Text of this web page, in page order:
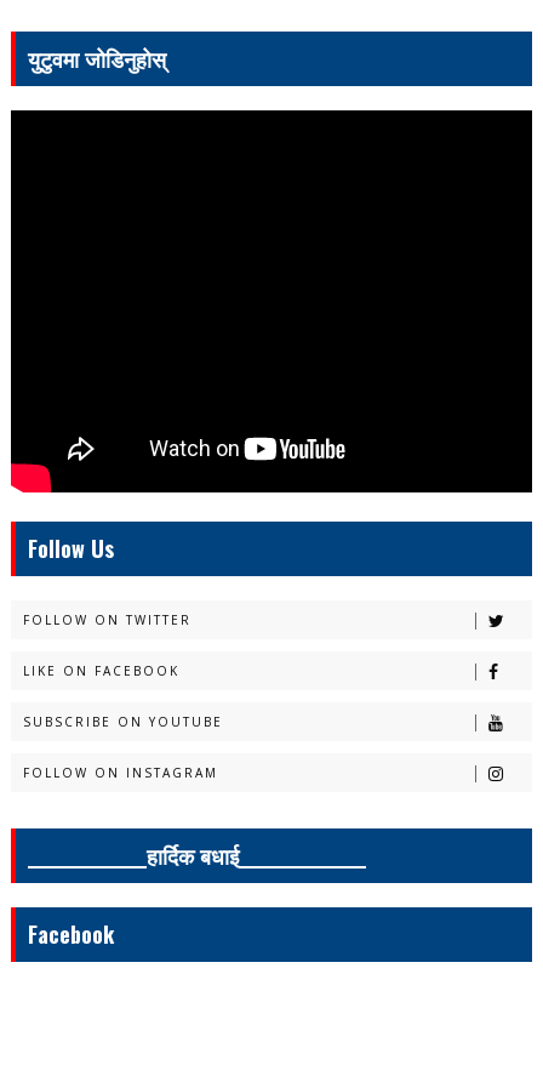
युटुवमा जोडिनुहोस्
Follow Us
FOLLOW ON TWITTER
LIKE ON FACEBOOK
SUBSCRIBE ON YOUTUBE
FOLLOW ON INSTAGRAM
______________हार्दिक बधाई_______________
Facebook